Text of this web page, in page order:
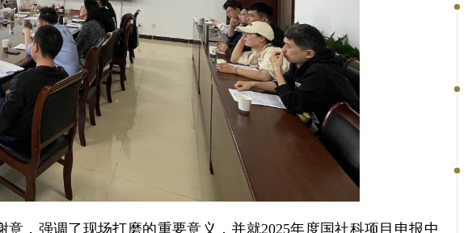
，强调了现场打磨的重要意义，并就2025年度国社科项目申报中